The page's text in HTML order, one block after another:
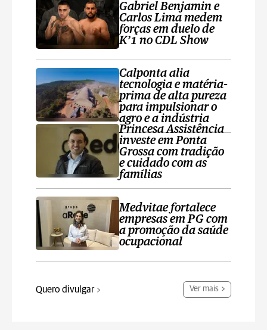
Gabriel Benjamin e
Carlos Lima medem
forças em duelo de
K’1 no CDL Show
Calponta alia
tecnologia e matéria-
prima de alta pureza
para impulsionar o
agro e a indústria
Princesa Assistência
investe em Ponta
Grossa com tradição
e cuidado com as
famílias
Medvitae fortalece
empresas em PG com
a promoção da saúde
ocupacional
Quero divulgar Ver mais